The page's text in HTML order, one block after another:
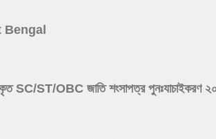
Bengal
OBC জাতি শংসাপত্র পুনঃযাচাইকরণ